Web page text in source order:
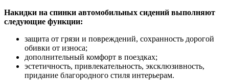
Накидки на спинки автомобильных сидений выполняют
следующие функции:
защита от грязи и повреждений, сохранность дорогой
обивки от износа;
дополнительный комфорт в поездках;
эстетичность, привлекательность, эксклюзивность,
придание благородного стиля интерьерам.